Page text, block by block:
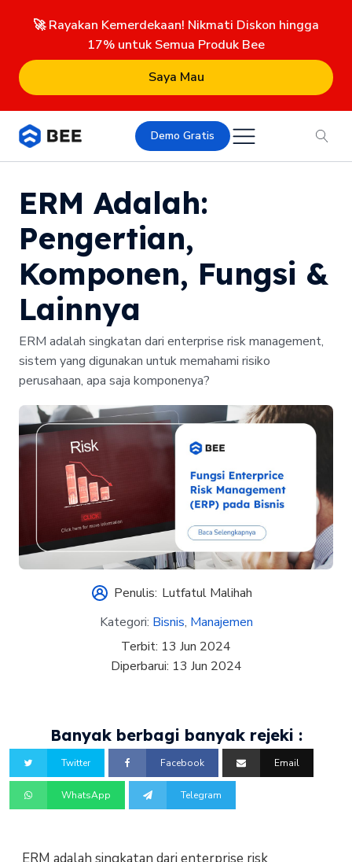
🚀 Rayakan Kemerdekaan! Nikmati Diskon hingga
17% untuk Semua Produk Bee
Saya Mau
Demo Gratis
ERM Adalah:
Pengertian,
Komponen, Fungsi &
Lainnya
ERM adalah singkatan dari enterprise risk management,
sistem yang digunakan untuk memahami risiko
perusahaan, apa saja komponenya?
Penulis: Lutfatul Malihah
Kategori: Bisnis, Manajemen
Terbit: 13 Jun 2024
Diperbarui: 13 Jun 2024
Banyak berbagi banyak rejeki :
Twitter Facebook Email
WhatsApp Telegram